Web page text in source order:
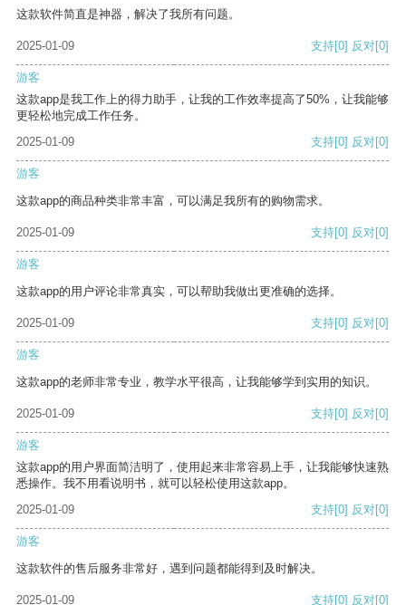
这款软件简直是神器，解决了我所有问题。
2025-01-09 支持[0] 反对[0]
游客
这款app是我工作上的得力助手，让我的工作效率提高了50%，让我能够
更轻松地完成工作任务。
2025-01-09
支持[0] 反对[0]
游客
这款app的商品种类非常丰富，可以满足我所有的购物需求。
2025-01-09 支持[0] 反对[0]
游客
这款app的用户评论非常真实，可以帮助我做出更准确的选择。
2025-01-09 支持[0] 反对[0]
游客
这款app的老师非常专业，教学水平很高，让我能够学到实用的知识。
2025-01-09 支持[0] 反对[0]
游客
这款app的用户界面简洁明了，使用起来非常容易上手，让我能够快速熟
悉操作。我不用看说明书，就可以轻松使用这款app。
2025-01-09
支持[0] 反对[0]
游客
这款软件的售后服务非常好，遇到问题都能得到及时解决。
2025-01-09 支持[0] 反对[0]